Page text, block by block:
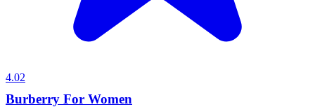
4.02
Burberry For Women